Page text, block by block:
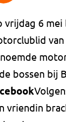
vrijdag 6 mei
bossen bij
vriendin